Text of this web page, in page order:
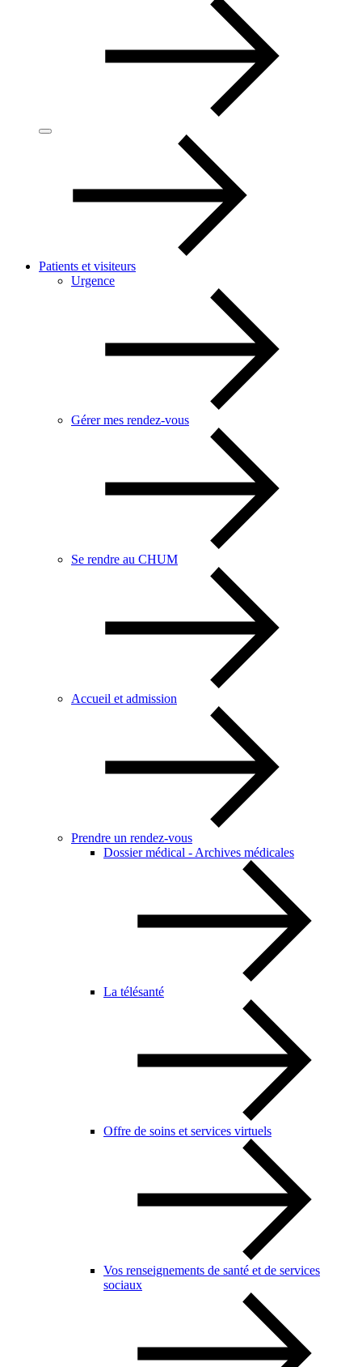
Patients et visiteurs
Urgence
Gérer mes rendez-vous
Se rendre au CHUM
Accueil et admission
Prendre un rendez-vous
Dossier médical - Archives médicales
La télésanté
Offre de soins et services virtuels
Vos renseignements de santé et de services
sociaux